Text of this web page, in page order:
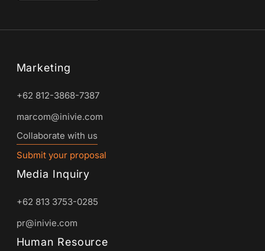
Marketing
+62 812-3868-7387
marcom@inivie.com
Collaborate with us
Submit your proposal
Media Inquiry
+62 813 3753-0285
pr@inivie.com
Human Resource